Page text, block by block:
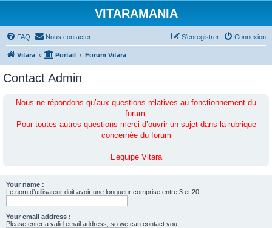
VITARAMANIA
FAQ Nous contacter Connexion
S’enregistrer
Vitara Portail Forum Vitara
Contact Admin
Nous ne répondons qu’aux questions relatives au fonctionnement du
forum.
Pour toutes autres questions merci d’ouvrir un sujet dans la rubrique
concernée du forum
L’equipe Vitara
Your name :
Le nom d’utilisateur doit avoir une longueur comprise entre 3 et 20.
Your email address :
Please enter a valid email address, so we can contact you.